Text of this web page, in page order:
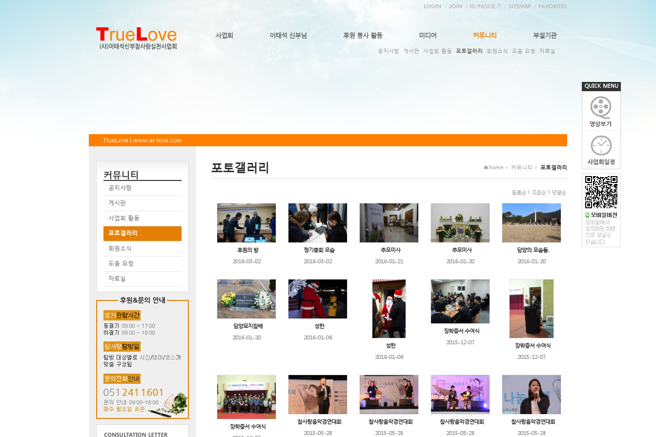
사업회 이태석 신부님 후원 봉사 활동 미디어 커뮤니티 부설기관
공지사항 게시판 사업회 활동 포토갤러리 회원소식 도움 요청 자료실
커뮤니티
공지사항
게시판
사업회 활동
포토갤러리
회원소식
도움 요청
자료실
포토갤러리 home > 커뮤니티 > 포토갤러리
등록순l 조회순l 댓글순
후원의 밤
2016-03-02
정기총회 모습
2016-03-02
추모미사
2016-01-21
추모미사
2016-01-20
담양의 모습들..
2016-01-20
담양묘지참배
2016-01-20
성탄
2016-01-06
성탄
2016-01-06
징학증서 수여식
2015-12-07
장학증서 수여식
2015-12-07
장학증서 수여식
참사랑음악경연대회
2015-05-28
참사랑음악경연대회
2015-05-28
참사랑음악경연대회
2015-05-28
참사랑음악경연대회
2015-05-28
QUICK MENU